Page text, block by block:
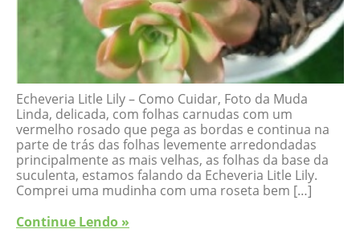
Echeveria Litle Lily – Como Cuidar, Foto da Muda
Linda, delicada, com folhas carnudas com um
vermelho rosado que pega as bordas e continua na
parte de trás das folhas levemente arredondadas
principalmente as mais velhas, as folhas da base da
suculenta, estamos falando da Echeveria Litle Lily.
Comprei uma mudinha com uma roseta bem […]
Continue Lendo »